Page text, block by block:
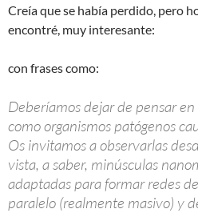
Creía que se había perdido, pero
encontré, muy interesante:
con frases como:
Deberíamos dejar de pensar
como organismos patógenos
Os invitamos a observarlas
vista, a saber, minúsculas
adaptadas para formar redes
paralelo (realmente masivo) y